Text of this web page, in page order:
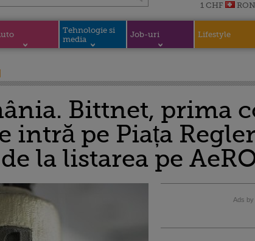
1 CHF
RON
Tehnologie si
media
Job-uri Lifestyle
Bittnet, prima
intră pe Piața
la listarea pe
Ads